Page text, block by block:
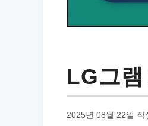
LG그
2025년 08월 22일 작